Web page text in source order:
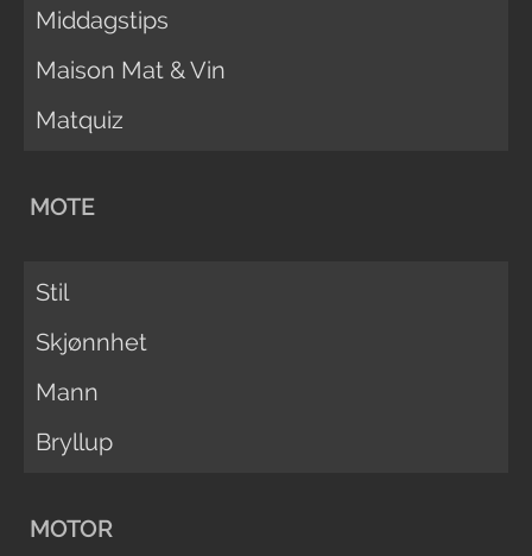
Middagstips
Maison Mat & Vin
Matquiz
MOTE
Stil
Skjønnhet
Mann
Bryllup
MOTOR